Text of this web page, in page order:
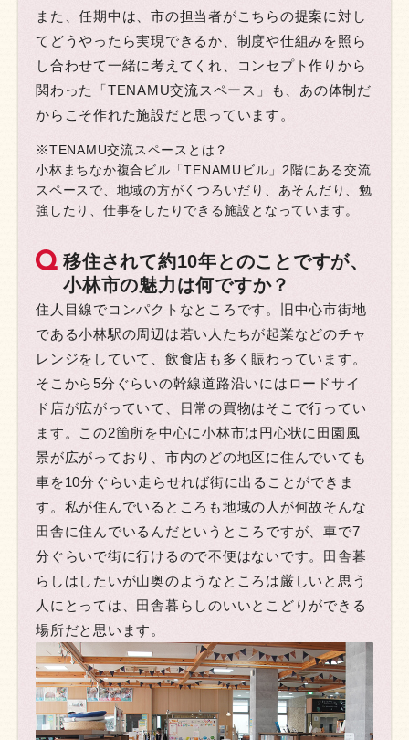
また、任期中は、市の担当者がこちらの提案に対し
てどうやったら実現できるか、制度や仕組みを照ら
し合わせて一緒に考えてくれ、コンセプト作りから
関わった「TENAMU交流スペース」も、あの体制だ
からこそ作れた施設だと思っています。
※TENAMU交流スペースとは？
小林まちなか複合ビル「TENAMUビル」2階にある交流
スペースで、地域の方がくつろいだり、あそんだり、勉
強したり、仕事をしたりできる施設となっています。
移住されて約10年とのことですが、
小林市の魅力は何ですか？
住人目線でコンパクトなところです。旧中心市街地
である小林駅の周辺は若い人たちが起業などのチャ
レンジをしていて、飲食店も多く賑わっています。
そこから5分ぐらいの幹線道路沿いにはロードサイ
ド店が広がっていて、日常の買物はそこで行ってい
ます。この2箇所を中心に小林市は円心状に田園風
景が広がっており、市内のどの地区に住んでいても
車を10分ぐらい走らせれば街に出ることができま
す。私が住んでいるところも地域の人が何故そんな
田舎に住んでいるんだというところですが、車で7
分ぐらいで街に行けるので不便はないです。田舎暮
らしはしたいが山奥のようなところは厳しいと思う
人にとっては、田舎暮らしのいいとこどりができる
場所だと思います。